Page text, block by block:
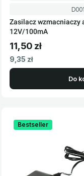
Kod
Zasilacz wzmacniaczy
12V/100mA
Cena brutto
11,50 zł
Cena netto
9,35 zł
Do
Bestseller